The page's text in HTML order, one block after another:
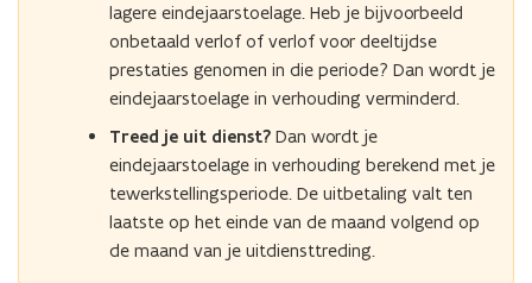
lagere eindejaarstoelage. Heb je bijvoorbeeld
onbetaald verlof of verlof voor deeltijdse
prestaties genomen in die periode? Dan wordt je
eindejaarstoelage in verhouding verminderd.
Treed je uit dienst? Dan wordt je
eindejaarstoelage in verhouding berekend met je
tewerkstellingsperiode. De uitbetaling valt ten
laatste op het einde van de maand volgend op
de maand van je uitdiensttreding.